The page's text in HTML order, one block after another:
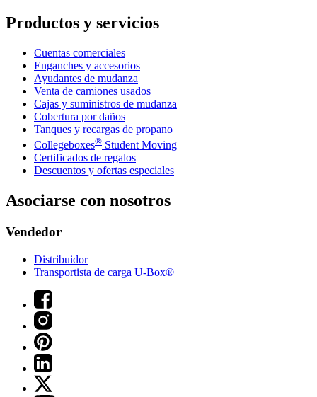
Productos y servicios
Cuentas comerciales
Enganches y accesorios
Ayudantes de mudanza
Venta de camiones usados
Cajas y suministros de mudanza
Cobertura por daños
Tanques y recargas de propano
Collegeboxes® Student Moving
Certificados de regalos
Descuentos y ofertas especiales
Asociarse con nosotros
Vendedor
Distribuidor
Transportista de carga U-Box®